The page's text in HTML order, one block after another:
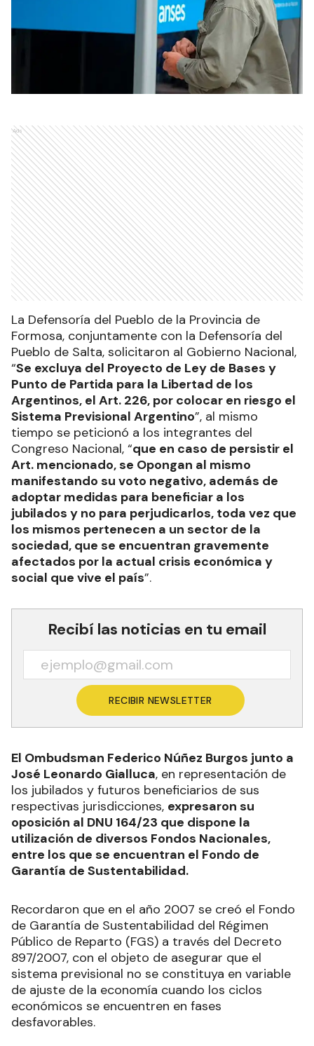
Ads
La Defensoría del Pueblo de la Provincia de
Formosa, conjuntamente con la Defensoría del
Pueblo de Salta, solicitaron al Gobierno Nacional,
“Se excluya del Proyecto de Ley de Bases y
Punto de Partida para la Libertad de los
Argentinos, el Art. 226, por colocar en riesgo el
Sistema Previsional Argentino”, al mismo
tiempo se peticionó a los integrantes del
Congreso Nacional, “que en caso de persistir el
Art. mencionado, se Opongan al mismo
manifestando su voto negativo, además de
adoptar medidas para beneficiar a los
jubilados y no para perjudicarlos, toda vez que
los mismos pertenecen a un sector de la
sociedad, que se encuentran gravemente
afectados por la actual crisis económica y
social que vive el país”.
Recibí las noticias en tu email
RECIBIR NEWSLETTER
El Ombudsman Federico Núñez Burgos junto a
José Leonardo Gialluca, en representación de
los jubilados y futuros beneficiarios de sus
respectivas jurisdicciones, expresaron su
oposición al DNU 164/23 que dispone la
utilización de diversos Fondos Nacionales,
entre los que se encuentran el Fondo de
Garantía de Sustentabilidad.
Recordaron que en el año 2007 se creó el Fondo
de Garantía de Sustentabilidad del Régimen
Público de Reparto (FGS) a través del Decreto
897/2007, con el objeto de asegurar que el
sistema previsional no se constituya en variable
de ajuste de la economía cuando los ciclos
económicos se encuentren en fases
desfavorables.